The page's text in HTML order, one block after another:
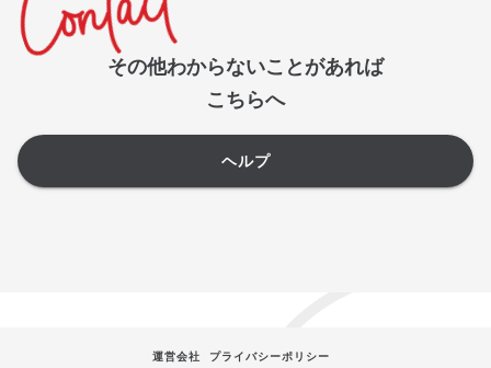
その他わからないことがあれば
こちらへ
ヘルプ
運営会社 プライバシーポリシー